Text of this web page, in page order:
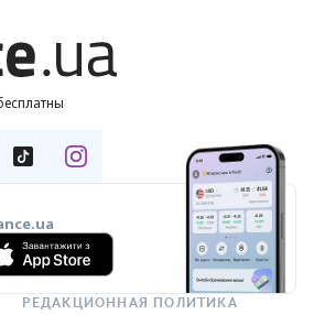
РЕДАКЦИОННАЯ ПОЛИТИКА